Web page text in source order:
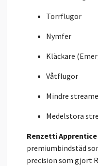
Torrflugor
Nymfer
Kläckare
Våtflugor
Mindre
Medelstora
Renzetti
premiumbindstäd
precision som gjort